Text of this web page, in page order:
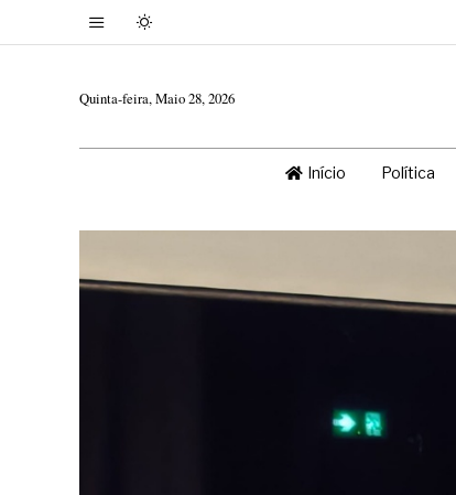
Quinta-feira, Maio 28, 2026
Início Política